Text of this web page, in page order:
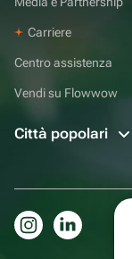
Carriere
Centro assistenza
Vendi su Flowwow
Città popolari